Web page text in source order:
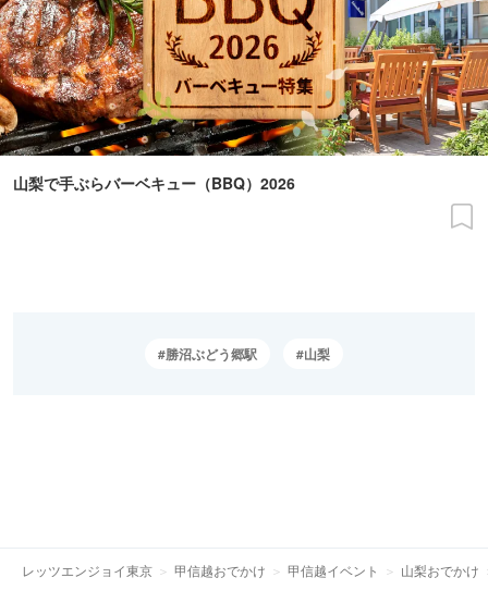
山梨で手ぶらバーベキュー（BBQ）2026
勝沼ぶどう郷駅 山梨
レッツエンジョイ東京 甲信越おでかけ 甲信越イベント 山梨おでかけ